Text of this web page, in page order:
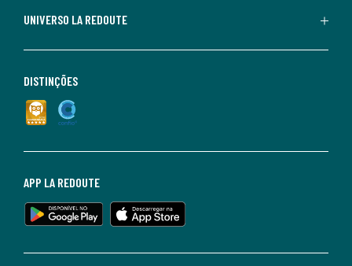
UNIVERSO LA REDOUTE
APP LA REDOUTE
DISTINÇÕES